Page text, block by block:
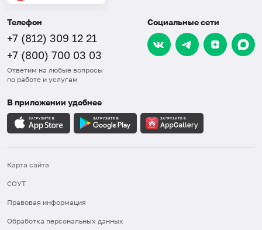
Телефон
+7 (812) 309 12 21
+7 (800) 700 03 03
Ответим на любые вопросы
по работе и услугам
Социальные сети
В приложении удобнее
Карта сайта
СОУТ
Правовая информация
Обработка персональных данных